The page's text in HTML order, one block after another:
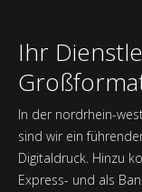
Ihr
In der nordrhein-
sind wir ein
Digitaldruck. Hinzu
Express- und als